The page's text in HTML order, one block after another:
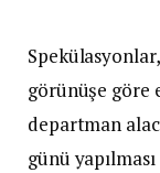
görünüşe göre
departman
günü